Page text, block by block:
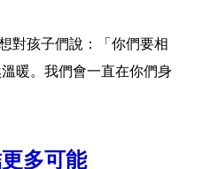
對孩子們說：「你們要相
暖。我們會一直在你們身
多可能